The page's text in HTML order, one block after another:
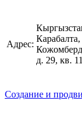
Адрес:
Карабалта,
д. 29, кв. 11
Создание и